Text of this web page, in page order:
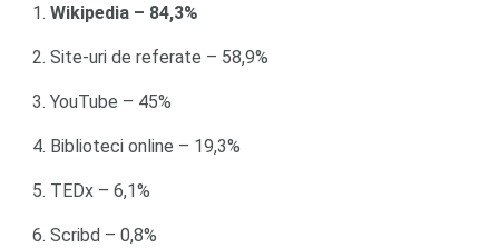
Wikipedia – 84,3%
Site-uri de referate – 58,9%
YouTube – 45%
Biblioteci online – 19,3%
TEDx – 6,1%
Scribd – 0,8%